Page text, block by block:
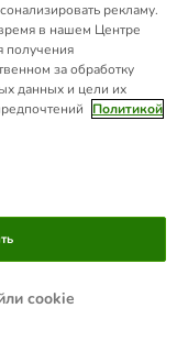
рекламу.
в нашем Центре
получения
за обработку
данных и цели их
Политикой
cookie